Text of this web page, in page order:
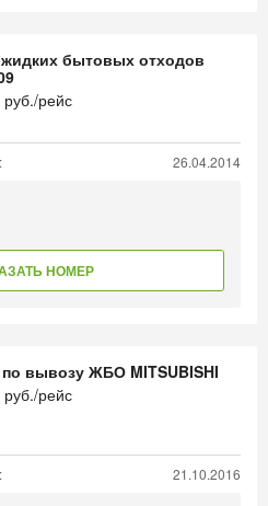
бытовых отходов
руб./рейс
26.04.2014
НОМЕР
по вывозу ЖБО MITSUBISHI
руб./рейс
21.10.2016